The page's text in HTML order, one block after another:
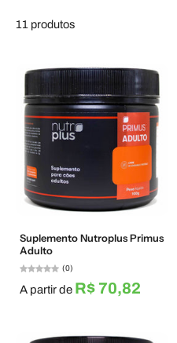
11 produtos
Suplemento Nutroplus Primus
Adulto
(0)
A partir de R$ 70,82